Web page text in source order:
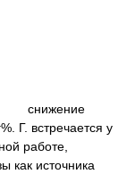
снижение
Г. встречается у
работе,
как источника